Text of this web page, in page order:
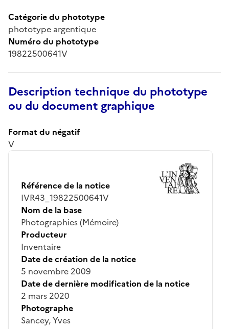
Catégorie du phototype
phototype argentique
Numéro du phototype
19822500641V
Description technique du phototype
ou du document graphique
Format du négatif
V
Référence de la notice
IVR43_19822500641V
Nom de la base
Photographies (Mémoire)
Producteur
Inventaire
Date de création de la notice
5 novembre 2009
Date de dernière modification de la notice
2 mars 2020
Photographe
Sancey, Yves